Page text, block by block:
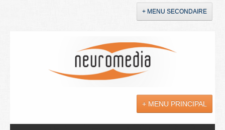
+ MENU SECONDAIRE
+ MENU PRINCIPAL